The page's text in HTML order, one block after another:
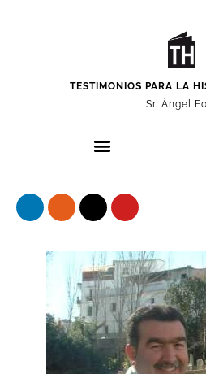
TESTIMONIOS PARA LA
Sr. Àngel